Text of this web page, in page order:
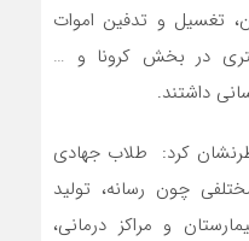
تغسیل و تدفین اموات
در بخش کرونا و …
داشتند.
کرد: طلاب جهادی
چون رسانه، تولید
و مراکز درمانی،